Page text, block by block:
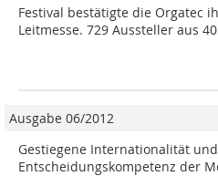
Festival bestätigte die Orgatec
Leitmesse. 729 Aussteller aus
Ausgabe 06/2012
Gestiegene Internationalität
Entscheidungskompetenz der